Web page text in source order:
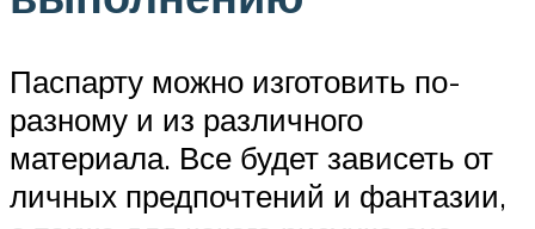
Паспарту можно изготовить по-
разному и из различного
материала. Все будет зависеть от
личных предпочтений и фантазии,